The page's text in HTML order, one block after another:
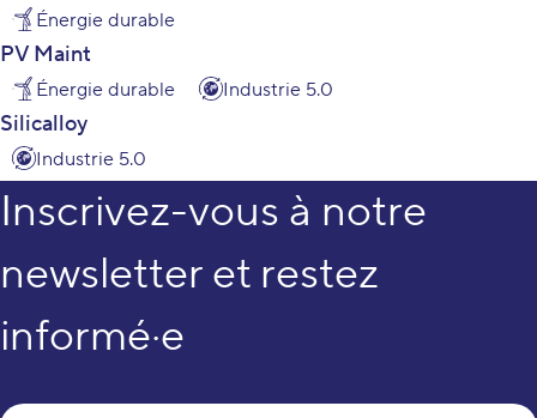
Énergie durable
PV Maint
Énergie durable Industrie 5.0
Silicalloy
Industrie 5.0
Inscrivez-vous à notre
newsletter et restez
informé·e